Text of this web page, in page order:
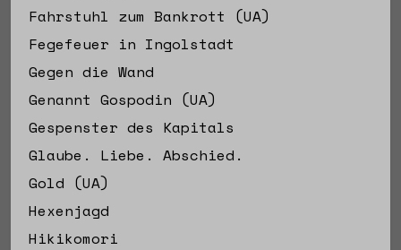
Fahrstuhl zum Bankrott (UA)
Fegefeuer in Ingolstadt
Gegen die Wand
Genannt Gospodin (UA)
Gespenster des Kapitals
Glaube. Liebe. Abschied.
Gold (UA)
Hexenjagd
Hikikomori